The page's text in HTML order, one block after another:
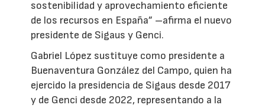
sostenibilidad y aprovechamiento eficiente
de los recursos en España” –afirma el nuevo
presidente de Sigaus y Genci.
Gabriel López sustituye como presidente a
Buenaventura González del Campo, quien ha
ejercido la presidencia de Sigaus desde 2017
y de Genci desde 2022, representando a la